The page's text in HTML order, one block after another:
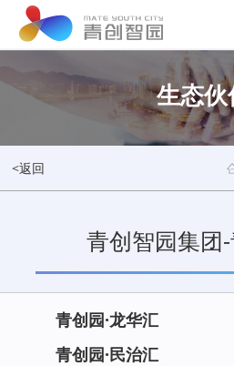
生态伙
<返回
青创智园集团
青创园·龙华汇
青创园·民治汇